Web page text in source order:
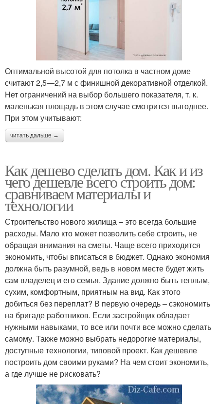
Оптимальной высотой для потолка в частном доме
считают 2,5—2,7 м с финишной декоративной отделкой.
Нет ограничений на выбор большего показателя, т. к.
маленькая площадь в этом случае смотрится выгоднее.
При этом учитывают:
читать дальше →
Как дешево сделать дом. Как и из
чего дешевле всего строить дом:
сравниваем материалы и
технологии
Строительство нового жилища – это всегда большие
расходы. Мало кто может позволить себе строить, не
обращая внимания на сметы. Чаще всего приходится
экономить, чтобы вписаться в бюджет. Однако экономия
должна быть разумной, ведь в новом месте будет жить
сам владелец и его семья. Здание должно быть теплым,
сухим, комфортным, приятным на вид. Как этого
добиться без переплат? В первую очередь – сэкономить
на бригаде работников. Если застройщик обладает
нужными навыками, то все или почти все можно сделать
самому. Также можно выбрать недорогие материалы,
доступные технологии, типовой проект. Как дешевле
построить дом своими руками? На чем стоит экономить,
а где лучше не рисковать?